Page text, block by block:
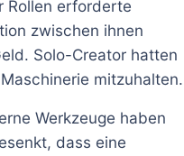
Rollen erforderte
zwischen ihnen
Solo-Creator hatten
mitzuhalten.
Werkzeuge haben
dass eine